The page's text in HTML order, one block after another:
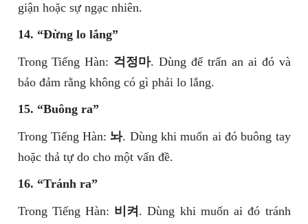
giận hoặc sự ngạc nhiên.
14. “Đừng lo lắng”
Trong Tiếng Hàn: 걱정마. Dùng để trấn an ai đó và
bảo đảm rằng không có gì phải lo lắng.
15. “Buông ra”
Trong Tiếng Hàn: 놔. Dùng khi muốn ai đó buông tay
hoặc thả tự do cho một vấn đề.
16. “Tránh ra”
Trong Tiếng Hàn: 비켜 . Dùng khi muốn ai đó tránh